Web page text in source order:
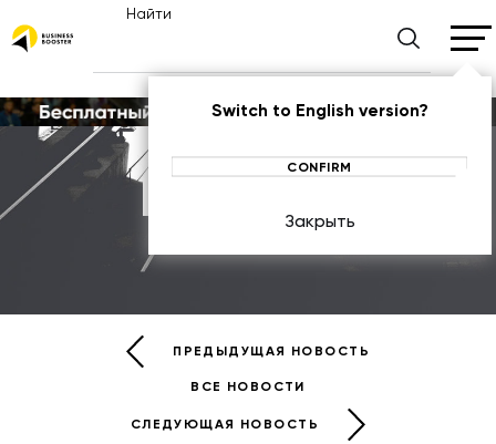
Найти
Switch to English version?
CONFIRM
Закрыть
Новости
ПРЕДЫДУЩАЯ НОВОСТЬ
ВСЕ НОВОСТИ
СЛЕДУЮЩАЯ НОВОСТЬ